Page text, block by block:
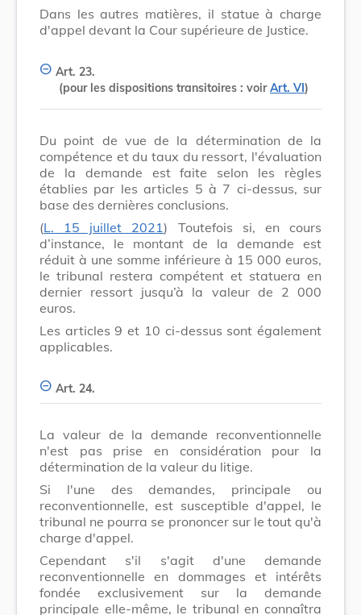
Dans les autres matières, il statue à charge
d'appel devant la Cour supérieure de Justice.
Art. 23.
(pour les dispositions transitoires : voirArt. VI)
Du point de vue de la détermination de la
compétence et du taux du ressort, l'évaluation
de la demande est faite selon les règles
établies par les articles 5 à 7 ci-dessus, sur
base des dernières conclusions.
(L. 15 juillet 2021) Toutefois si, en cours
d’instance, le montant de la demande est
réduit à une somme inférieure à 15 000 euros,
le tribunal restera compétent et statuera en
dernier ressort jusqu’à la valeur de 2 000
euros.
Les articles 9 et 10 ci-dessus sont également
applicables.
Art. 24.
La valeur de la demande reconventionnelle
n'est pas prise en considération pour la
détermination de la valeur du litige.
Si l'une des demandes, principale ou
reconventionnelle, est susceptible d'appel, le
tribunal ne pourra se prononcer sur le tout qu'à
charge d'appel.
Cependant s'il s'agit d'une demande
reconventionnelle en dommages et intérêts
fondée exclusivement sur la demande
principale elle-même, le tribunal en connaîtra